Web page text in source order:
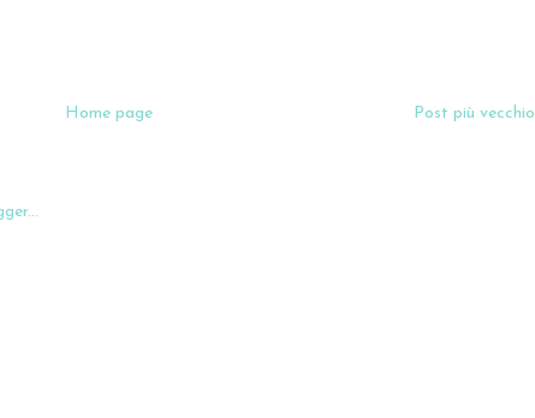
Post più vecchio
Home page